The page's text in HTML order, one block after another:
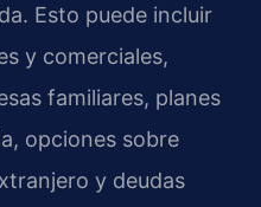
Esto puede incluir
y comerciales,
familiares, planes
opciones sobre
y deudas